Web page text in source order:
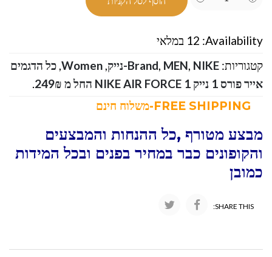
Availability: 12 במלאי
קטגוריות:
Brand, MEN, NIKE-נייק ,
Women
,כל הדגמים
אייר פורס 1 נייק NIKE AIR FORCE 1 החל מ 249₪
.
מבצע מטורף ,כל ההנחות והמבצעים
והקופונים כבר במחיר בפנים ובכל המידות
כמובן
SHARE THIS: